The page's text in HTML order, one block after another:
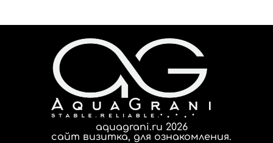
aquagrani.ru 2026
сайт визитка, для ознакомления.